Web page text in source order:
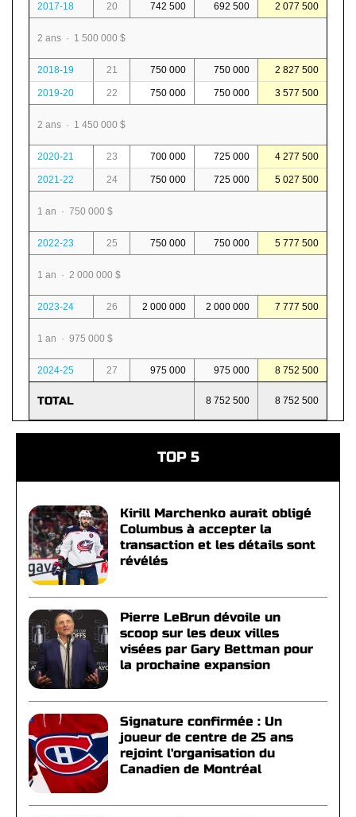
2017-18 20 742 500 692 500 2 077 500
2 ans · 1 500 000 $
2018-19 21 750 000 750 000 2 827 500
2019-20 22 750 000 750 000 3 577 500
2 ans · 1 450 000 $
2020-21 23 700 000 725 000 4 277 500
2021-22 24 750 000 725 000 5 027 500
1 an · 750 000 $
2022-23 25 750 000 750 000 5 777 500
1 an · 2 000 000 $
2023-24 26 2 000 000 2 000 000 7 777 500
1 an · 975 000 $
2024-25 27 975 000 975 000 8 752 500
TOTAL 8 752 500 8 752 500
TOP 5
Kirill Marchenko aurait obligé
Columbus à accepter la
transaction et les détails sont
révélés
Pierre LeBrun dévoile un
scoop sur les deux villes
visées par Gary Bettman pour
la prochaine expansion
Signature confirmée : Un
joueur de centre de 25 ans
rejoint l'organisation du
Canadien de Montréal